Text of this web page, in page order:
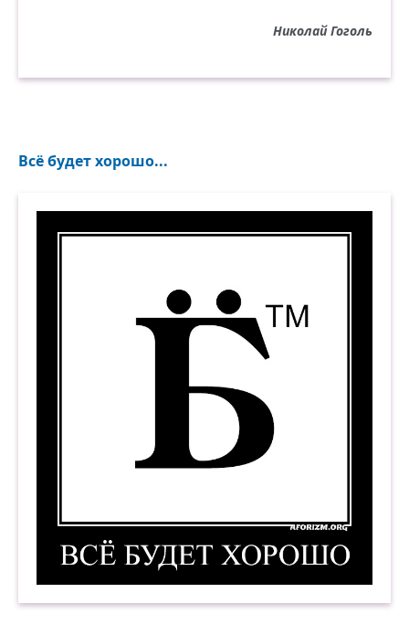
Николай Гоголь
Всё будет хорошо...
Всё будет хорошо. Демотиватор